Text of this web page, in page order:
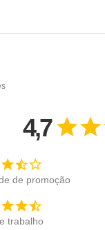
4,7
de promoção
trabalho